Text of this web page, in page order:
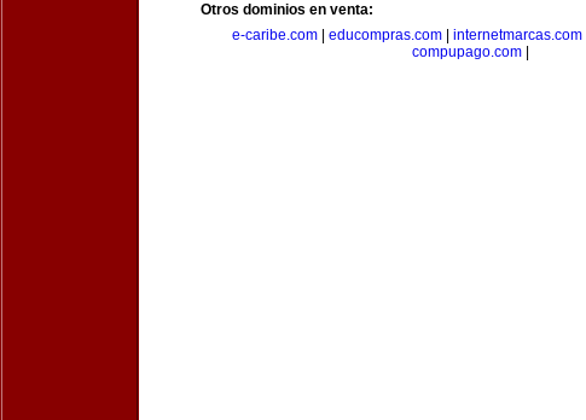
Otros dominios en venta:
e-caribe.com| educompras.com| internetmarcas.com|
compupago.com|